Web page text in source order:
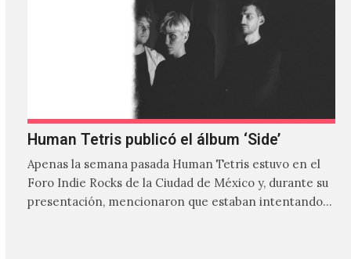
Human Tetris publicó el álbum ‘Side’
Apenas la semana pasada Human Tetris estuvo en el
Foro Indie Rocks de la Ciudad de México y, durante su
presentación, mencionaron que estaban intentando…